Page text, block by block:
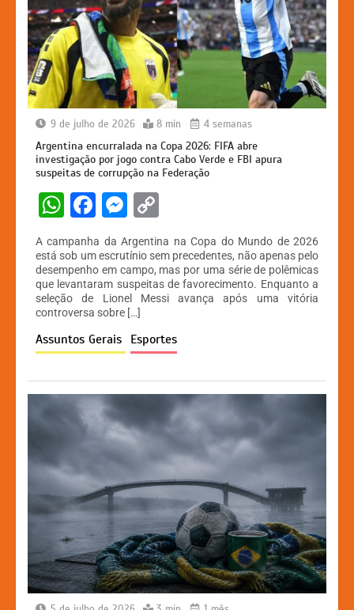
9 de julho de 2026 8 min 4 semanas
Argentina encurralada na Copa 2026: FIFA abre
investigação por jogo contra Cabo Verde e FBI apura
suspeitas de corrupção na Federação
W
at
s
A
p
p
F
a
c
e
b
o
o
k
M
s
s
e
n
g
er
p
y
Li
n
k
A campanha da Argentina na Copa do Mundo de 2026
está sob um escrutínio sem precedentes, não apenas pelo
desempenho em campo, mas por uma série de polêmicas
que levantaram suspeitas de favorecimento. Enquanto a
seleção de Lionel Messi avança após uma vitória
controversa sobre […]
Assuntos Gerais Esportes